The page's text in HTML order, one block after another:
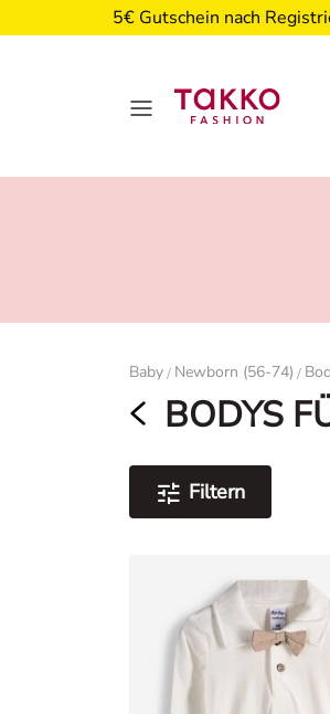
5€ Gutschein nach
Baby / Newborn (56-74) /
BODYS
Filtern